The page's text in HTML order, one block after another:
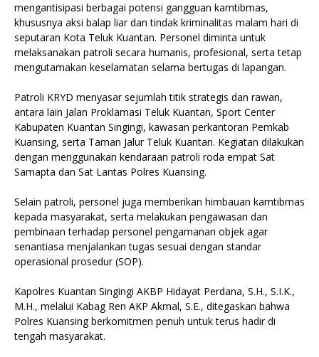
mengantisipasi berbagai potensi gangguan kamtibmas,
khususnya aksi balap liar dan tindak kriminalitas malam hari di
seputaran Kota Teluk Kuantan. Personel diminta untuk
melaksanakan patroli secara humanis, profesional, serta tetap
mengutamakan keselamatan selama bertugas di lapangan.
Patroli KRYD menyasar sejumlah titik strategis dan rawan,
antara lain Jalan Proklamasi Teluk Kuantan, Sport Center
Kabupaten Kuantan Singingi, kawasan perkantoran Pemkab
Kuansing, serta Taman Jalur Teluk Kuantan. Kegiatan dilakukan
dengan menggunakan kendaraan patroli roda empat Sat
Samapta dan Sat Lantas Polres Kuansing.
Selain patroli, personel juga memberikan himbauan kamtibmas
kepada masyarakat, serta melakukan pengawasan dan
pembinaan terhadap personel pengamanan objek agar
senantiasa menjalankan tugas sesuai dengan standar
operasional prosedur (SOP).
Kapolres Kuantan Singingi AKBP Hidayat Perdana, S.H., S.I.K.,
M.H., melalui Kabag Ren AKP Akmal, S.E., ditegaskan bahwa
Polres Kuansing berkomitmen penuh untuk terus hadir di
tengah masyarakat.